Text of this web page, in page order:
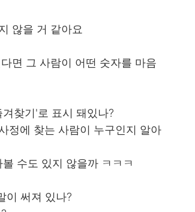
않을 거 같아요
면 그 사람이 어떤 숫자를 마음
찾기'로 표시 돼있나?
정에 찾는 사람이 누구인지 알아
수도 있지 않을까 ㅋㅋㅋ
이 써져 있나?